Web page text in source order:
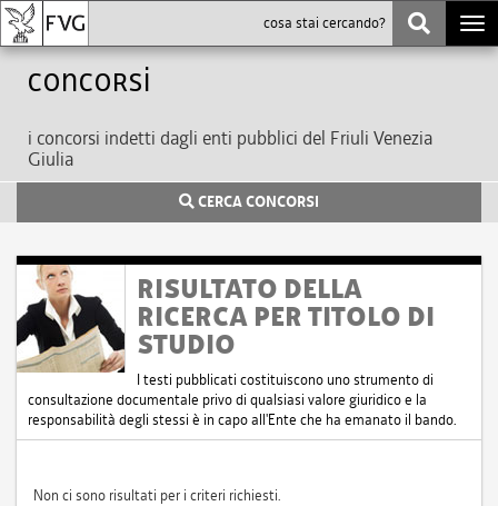
Concorsi
i concorsi indetti dagli enti pubblici del Friuli Venezia
Giulia
CERCA CONCORSI
RISULTATO DELLA
RICERCA PER TITOLO DI
STUDIO
I testi pubblicati costituiscono uno strumento di
consultazione documentale privo di qualsiasi valore giuridico e la
responsabilità degli stessi è in capo all'Ente che ha emanato il bando.
Non ci sono risultati per i criteri richiesti.